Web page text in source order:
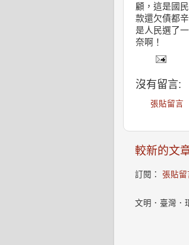
顧，這是國
款還欠債都
是人民選了
奈啊！
沒有留言:
張貼留言
較新的文
訂閱： 張貼
文明．臺灣．